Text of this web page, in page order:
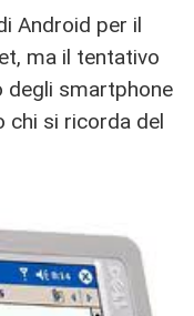
Android per il
ma il tentativo
degli smartphone
chi si ricorda del